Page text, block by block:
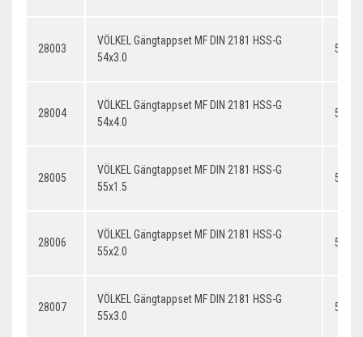
28003
VÖLKEL Gängtappset MF DIN 2181 HSS-G
54x3.0
28004
VÖLKEL Gängtappset MF DIN 2181 HSS-G
54x4.0
28005
VÖLKEL Gängtappset MF DIN 2181 HSS-G
55x1.5
28006
VÖLKEL Gängtappset MF DIN 2181 HSS-G
55x2.0
28007
VÖLKEL Gängtappset MF DIN 2181 HSS-G
55x3.0